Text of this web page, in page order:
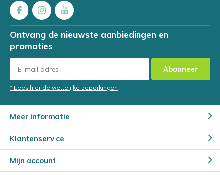
Ontvang de nieuwste aanbiedingen en
promoties
Abonneer
* Lees hier de wettelijke beperkingen
Meer informatie
Klantenservice
Mijn account